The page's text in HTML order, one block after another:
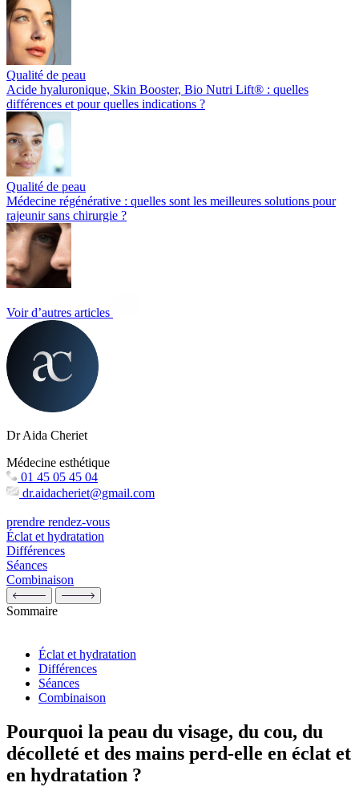
Qualité de peau
Acide hyaluronique, Skin Booster, Bio Nutri Lift® : quelles
différences et pour quelles indications ?
Qualité de peau
Médecine régénérative : quelles sont les meilleures solutions pour
rajeunir sans chirurgie ?
Voir d’autres articles
Dr Aida Cheriet
Médecine esthétique
01 45 05 45 04
dr.aidacheriet@gmail.com
prendre rendez-vous
Éclat et hydratation
Différences
Séances
Combinaison
Sommaire
Éclat et hydratation
Différences
Séances
Combinaison
Pourquoi la peau du visage, du cou, du
décolleté et des mains perd-elle en éclat et
en hydratation ?